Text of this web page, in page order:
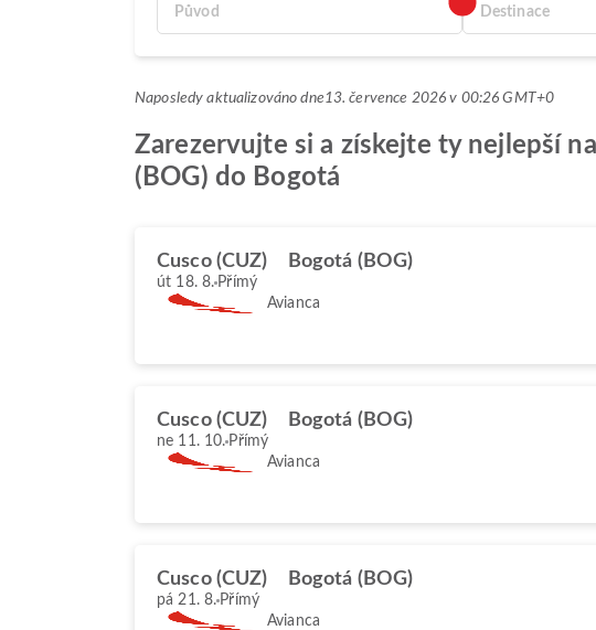
Naposledy aktualizováno dne13. července 2026 v 00:26 GMT+0
Zarezervujte si a získejte ty nejlepší
(BOG) do Bogotá
Cusco (CUZ) Bogotá (BOG)
út 18. 8. Přímý
Avianca
Cusco (CUZ) Bogotá (BOG)
ne 11. 10. Přímý
Avianca
Cusco (CUZ) Bogotá (BOG)
pá 21. 8. Přímý
Avianca